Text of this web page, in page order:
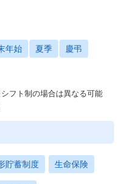
年始 夏季 慶弔
フト制の場合は異なる可能
貯蓄制度 生命保険